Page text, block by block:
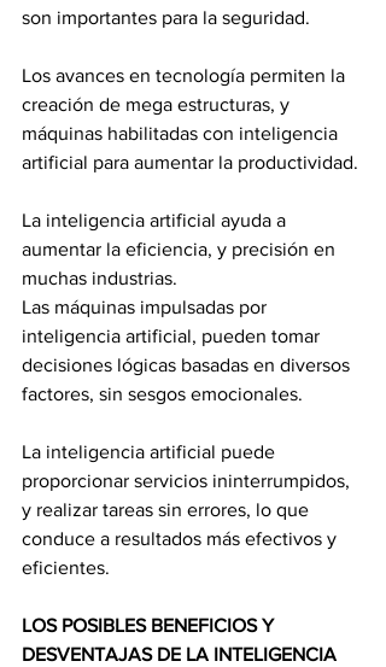
son importantes para la seguridad.
Los avances en tecnología permiten la
creación de mega estructuras, y
máquinas habilitadas con inteligencia
artificial para aumentar la productividad.
La inteligencia artificial ayuda a
aumentar la eficiencia, y precisión en
muchas industrias.
Las máquinas impulsadas por
inteligencia artificial, pueden tomar
decisiones lógicas basadas en diversos
factores, sin sesgos emocionales.
La inteligencia artificial puede
proporcionar servicios ininterrumpidos,
y realizar tareas sin errores, lo que
conduce a resultados más efectivos y
eficientes.
LOS POSIBLES BENEFICIOS Y
DESVENTAJAS DE LA INTELIGENCIA